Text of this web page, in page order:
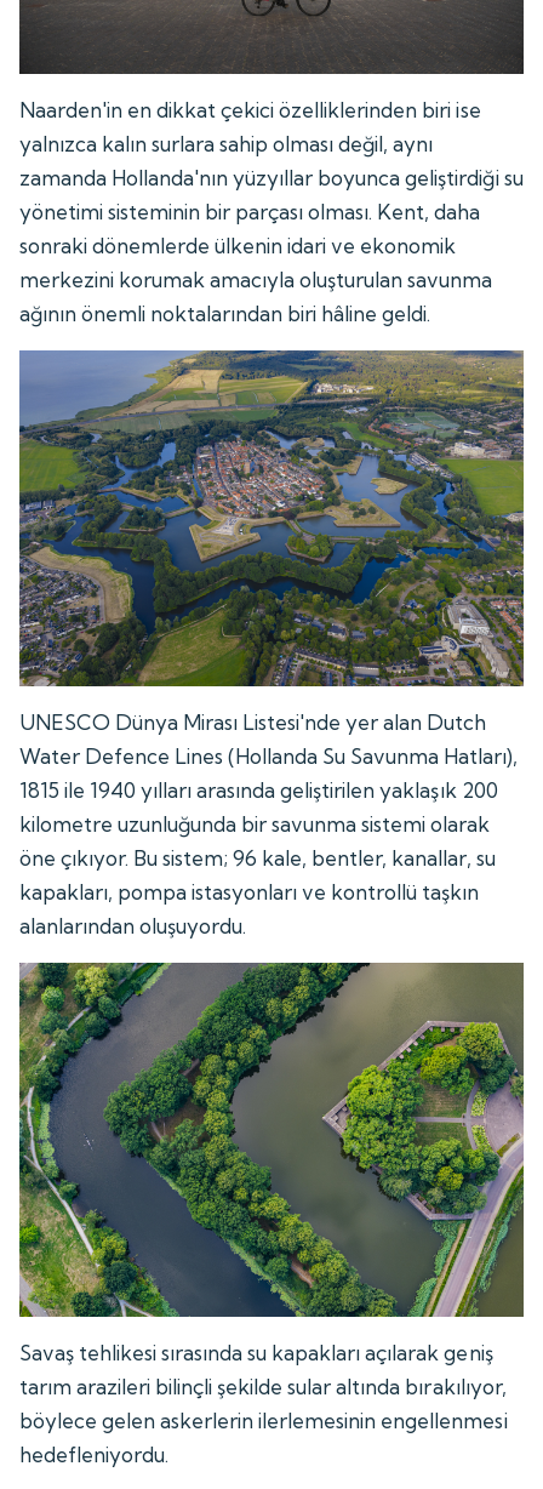
Naarden'in en dikkat çekici özelliklerinden biri ise
yalnızca kalın surlara sahip olması değil, aynı
zamanda Hollanda'nın yüzyıllar boyunca geliştirdiği su
yönetimi sisteminin bir parçası olması. Kent, daha
sonraki dönemlerde ülkenin idari ve ekonomik
merkezini korumak amacıyla oluşturulan savunma
ağının önemli noktalarından biri hâline geldi.
UNESCO Dünya Mirası Listesi'nde yer alan Dutch
Water Defence Lines (Hollanda Su Savunma Hatları),
1815 ile 1940 yılları arasında geliştirilen yaklaşık 200
kilometre uzunluğunda bir savunma sistemi olarak
öne çıkıyor. Bu sistem; 96 kale, bentler, kanallar, su
kapakları, pompa istasyonları ve kontrollü taşkın
alanlarından oluşuyordu.
Savaş tehlikesi sırasında su kapakları açılarak geniş
tarım arazileri bilinçli şekilde sular altında bırakılıyor,
böylece gelen askerlerin ilerlemesinin engellenmesi
hedefleniyordu.